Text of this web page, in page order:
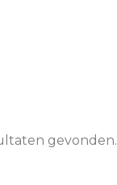
gevonden.